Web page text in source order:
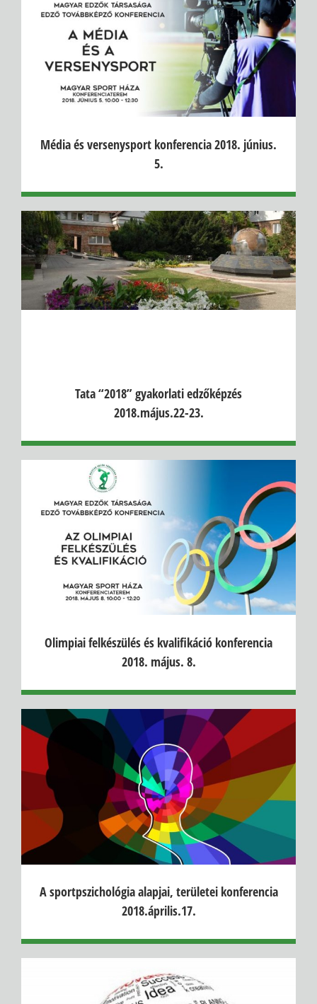
Média és versenysport konferencia 2018. június.
5.
Tata “2018” gyakorlati edzőképzés
2018.május.22-23.
Olimpiai felkészülés és kvalifikáció konferencia
2018. május. 8.
A sportpszichológia alapjai, területei konferencia
2018.április.17.